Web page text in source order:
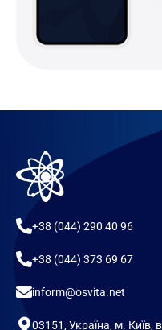
+38 (044) 290 40 96
+38 (044) 373 69 67
inform@osvita.net
03151, Україна, м. Київ,